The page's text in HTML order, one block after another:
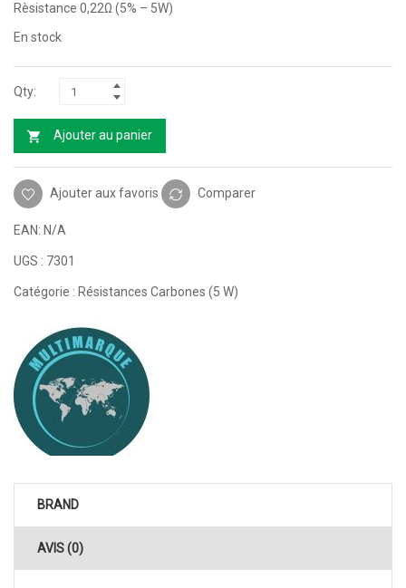
Rèsistance 0,22Ω (5% – 5W)
En stock
Ajouter au panier
Ajouter aux favoris Comparer
EAN: N/A
UGS : 7301
Catégorie : Résistances Carbones (5 W)
BRAND
AVIS (0)